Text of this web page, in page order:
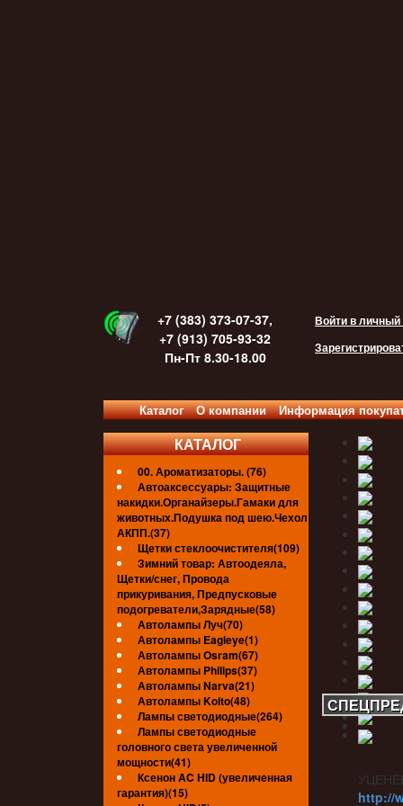
+7 (383) 373-07-37,
+7 (913) 705-93-32
Пн-Пт 8.30-18.00
Войти в личный
Каталог О компании Информация
КАТАЛОГ
00. Ароматизаторы. (76)
Автоаксессуары: Защитные
накидки.Органайзеры.Гамаки для
животных.Подушка под шею.Чехол
АКПП.(37)
Щетки стеклоочистителя(109)
Зимний товар: Автоодеяла,
Щетки/снег, Провода
прикуривания, Предпусковые
подогреватели,Зарядные(58)
Автолампы Луч(70)
Автолампы Eagleye(1)
Автолампы Osram(67)
Автолампы Philips(37)
Автолампы Narva(21)
Автолампы Koito(48)
Лампы светодиодные(264)
Лампы светодиодные
головного света увеличенной
мощности(41)
Ксенон AC HID (увеличенная
гарантия)(15)
http://